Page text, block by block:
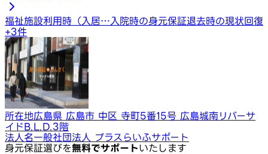
福祉施設利用時（入居… 入院時の身元保証退去時の現状回復
+3件
所在地広島県 広島市 中区 寺町5番15号 広島城南リバーサ
イドB.L.D.3階
法人名一般社団法人 プラスらいふサポート
身元保証選びを無料でサポートいたします